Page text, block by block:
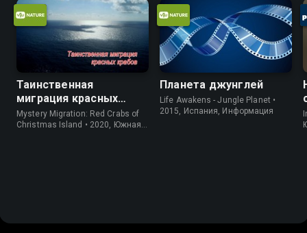
Таинственная
миграция красных
крабов
Mystery Migration: Red Crabs of
Christmas Island • 2020, Южная
Планета джунглей
Life Awakens - Jungle Planet •
2015, Испания, Информация